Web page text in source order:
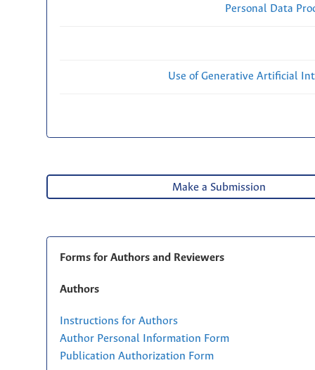
Personal Data
Use of Generative Artificial
Make a Submission
Forms for Authors and Reviewers
Authors
Instructions for Authors
Author Personal Information Form
Publication Authorization Form